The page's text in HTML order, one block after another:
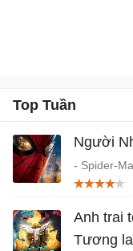
Top Tuần
Người
- Spider-
(2026)
Anh trai
Tương